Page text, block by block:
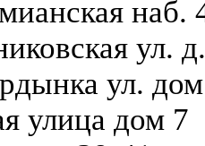
наб.
ул.
ул.
улица дом 7